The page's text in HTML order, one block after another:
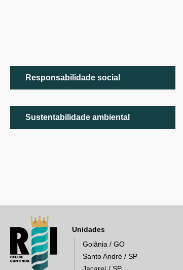
Responsabilidade social
Sustentabilidade ambiental
Unidades
Goiânia / GO
Santo André / SP